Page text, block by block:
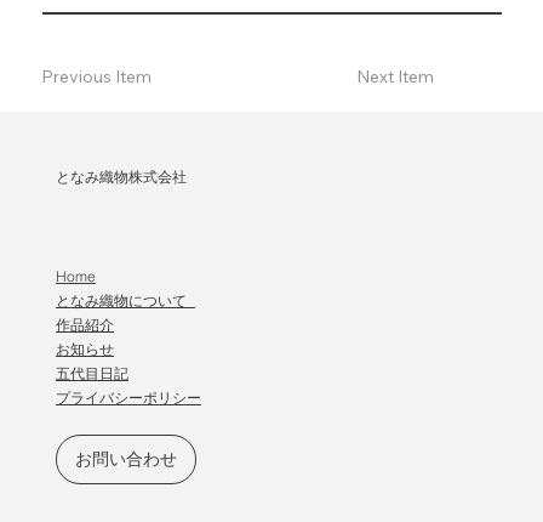
Next Item
Previous Item
となみ織物株式会社
お問い合わせ
Home
となみ織物について
作品紹介
​お知らせ
五代目日記
プライバシーポリシー